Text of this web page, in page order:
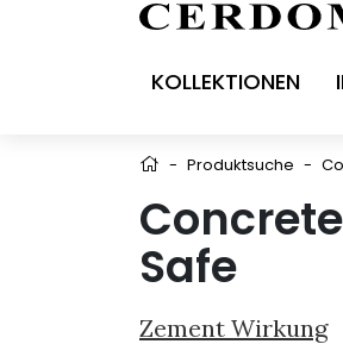
KOLLEKTIONEN
- Produktsuche -
Safe
Zement Wirkung